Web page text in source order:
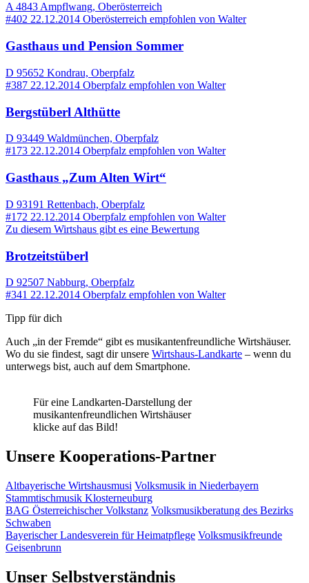
A 4843 Ampflwang, Oberösterreich
#402 22.12.2014 Oberösterreich empfohlen von Walter
Gasthaus und Pension Sommer
D 95652 Kondrau, Oberpfalz
#387 22.12.2014 Oberpfalz empfohlen von Walter
Bergstüberl Althütte
D 93449 Waldmünchen, Oberpfalz
#173 22.12.2014 Oberpfalz empfohlen von Walter
Gasthaus „Zum Alten Wirt“
D 93191 Rettenbach, Oberpfalz
#172 22.12.2014 Oberpfalz empfohlen von Walter
Zu diesem Wirtshaus gibt es eine Bewertung
Brotzeitstüberl
D 92507 Nabburg, Oberpfalz
#341 22.12.2014 Oberpfalz empfohlen von Walter
Tipp für dich
Auch „in der Fremde“ gibt es musikantenfreundliche Wirtshäuser.
Wo du sie findest, sagt dir unsere Wirtshaus-Landkarte – wenn du
unterwegs bist, auch auf dem Smartphone.
Für eine Landkarten-Darstellung der
musikantenfreundlichen Wirtshäuser
klicke auf das Bild!
Unsere Kooperations-Partner
Altbayerische Wirtshausmusi Volksmusik in Niederbayern
Stammtischmusik Klosterneuburg
BAG Österreichischer Volkstanz Volksmusikberatung des Bezirks
Schwaben
Bayerischer Landesverein für Heimatpflege Volksmusikfreunde
Geisenbrunn
Unser Selbstverständnis